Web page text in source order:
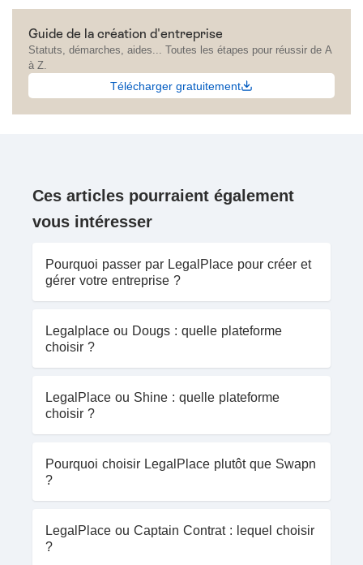
Guide de la création d'entreprise
Statuts, démarches, aides... Toutes les étapes pour réussir de A
à Z.
Télécharger gratuitement
Ces articles pourraient également
vous intéresser
Pourquoi passer par LegalPlace pour créer et
gérer votre entreprise ?
Legalplace ou Dougs : quelle plateforme
choisir ?
LegalPlace ou Shine : quelle plateforme
choisir ?
Pourquoi choisir LegalPlace plutôt que Swapn
?
LegalPlace ou Captain Contrat : lequel choisir
?